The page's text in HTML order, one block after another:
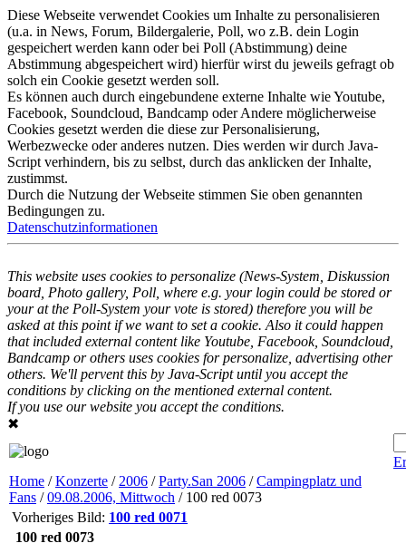
Diese Webseite verwendet Cookies um Inhalte zu personalisieren
(u.a. in News, Forum, Bildergalerie, Poll, wo z.B. dein Login
gespeichert werden kann oder bei Poll (Abstimmung) deine
Abstimmung abgespeichert wird) hierfür wirst du jeweils gefragt ob
solch ein Cookie gesetzt werden soll.
Es können auch durch eingebundene externe Inhalte wie Youtube,
Facebook, Soundcloud, Bandcamp oder Andere möglicherweise
Cookies gesetzt werden die diese zur Personalisierung,
Werbezwecke oder anderes nutzen. Dies werden wir durch Java-
Script verhindern, bis zu selbst, durch das anklicken der Inhalte,
zustimmst.
Durch die Nutzung der Webseite stimmen Sie oben genannten
Bedingungen zu.
Datenschutzinformationen
This website uses cookies to personalize (News-System, Diskussion
board, Photo gallery, Poll, where e.g. your login could be stored or
your at the Poll-System your vote is stored) therefore you will be
asked at this point if we want to set a cookie. Also it could happen
that included external content like Youtube, Facebook, Soundcloud,
Bandcamp or others uses cookies for personalize, advertising other
others. We'll pervent this by Java-Script until you accept the
conditions by clicking on the mentioned external content.
If you use our website you accept the conditions.
✖
Home /Konzerte / 2006 /Party.San 2006 /Campingplatz und
Fans /09.08.2006, Mittwoch / 100 red 0073
Vorheriges Bild: 100 red 0071
100 red 0073